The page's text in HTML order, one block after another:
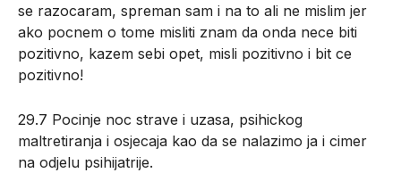
se razocaram, spreman sam i na to ali ne mislim jer
ako pocnem o tome misliti znam da onda nece biti
pozitivno, kazem sebi opet, misli pozitivno i bit ce
pozitivno!
29.7 Pocinje noc strave i uzasa, psihickog
maltretiranja i osjecaja kao da se nalazimo ja i cimer
na odjelu psihijatrije.